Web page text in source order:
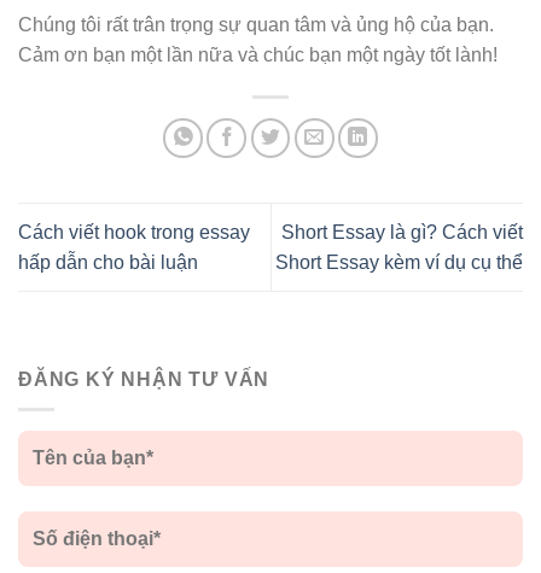
Chúng tôi rất trân trọng sự quan tâm và ủng hộ của bạn.
Cảm ơn bạn một lần nữa và chúc bạn một ngày tốt lành!
Cách viết hook trong essay
hấp dẫn cho bài luận
Short Essay là gì? Cách viết
Short Essay kèm ví dụ cụ thể
ĐĂNG KÝ NHẬN TƯ VẤN